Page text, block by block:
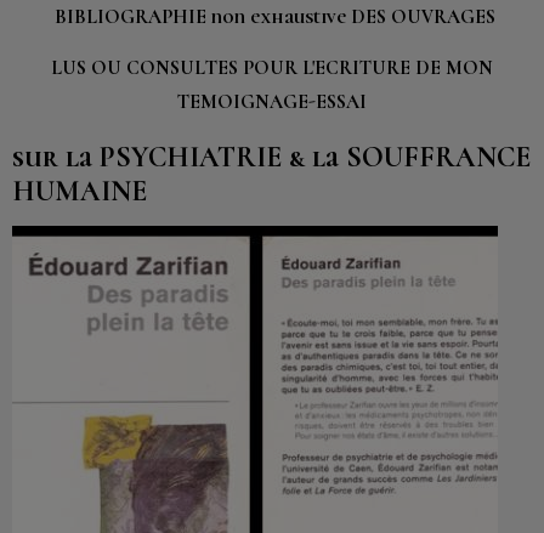
BIBLIOGRAPHIE non exhaustive DES OUVRAGES
LUS OU CONSULTES POUR L'ECRITURE DE MON
TEMOIGNAGE-ESSAI
sur la PSYCHIATRIE & la SOUFFRANCE
HUMAINE